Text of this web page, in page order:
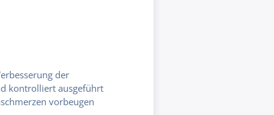
der
kontrolliert ausgeführt
vorbeugen